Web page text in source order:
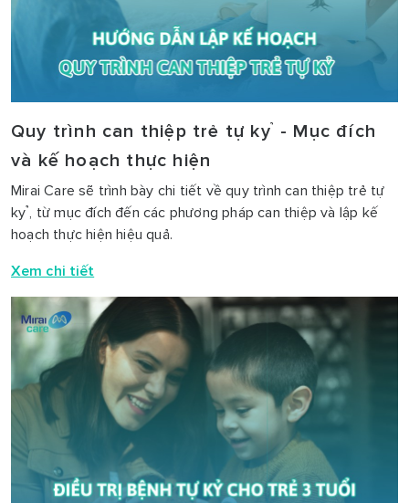
Quy trình can thiệp trẻ tự kỷ - Mục đích
và kế hoạch thực hiện
Mirai Care sẽ trình bày chi tiết về quy trình can thiệp trẻ tự
kỷ, từ mục đích đến các phương pháp can thiệp và lập kế
hoạch thực hiện hiệu quả.
Xem chi tiết